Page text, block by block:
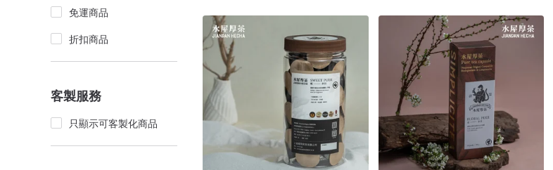
免運商品
折扣商品
客製服務
只顯示可客製化商品